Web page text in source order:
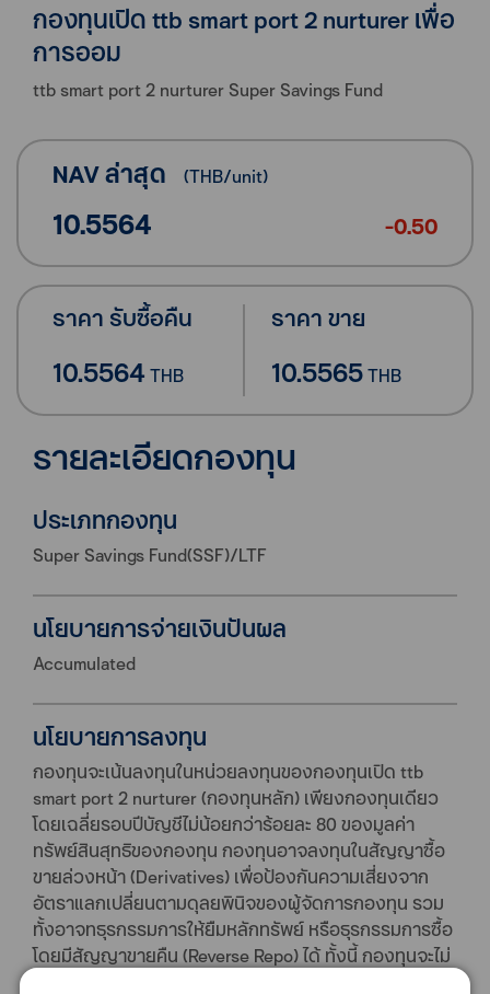
กองทุนเปิด ttb smart port 2 nurturer เพื่อ
การออม
ttb smart port 2 nurturer Super Savings Fund
NAV ล่าสุด (THB/unit)
10.5564 -0.50
ราคา รับซื้อคืน
10.5564 THB
ราคา ขาย
10.5565THB
รายละเอียดกองทุน
ประเภทกองทุน
Super Savings Fund(SSF)/LTF
นโยบายการจ่ายเงินปันผล
Accumulated
นโยบายการลงทุน
กองทุนจะเน้นลงทุนในหน่วยลงทุนของกองทุนเปิด ttb
smart port 2 nurturer (กองทุนหลัก) เพียงกองทุนเดียว
โดยเฉลี่ยรอบปีบัญชีไม่น้อยกว่าร้อยละ 80 ของมูลค่า
ทรัพย์สินสุทธิของกองทุน กองทุนอาจลงทุนในสัญญาซื้อ
ขายล่วงหน้า (Derivatives) เพื่อป้องกันความเสี่ยงจาก
อัตราแลกเปลี่ยนตามดุลยพินิจของผู้จัดการกองทุน รวม
ทั้งอาจทธุรกรรมการให้ยืมหลักทรัพย์ หรือธุรกรรมการซื้อ
โดยมีสัญญาขายคืน (Reverse Repo) ได้ ทั้งนี้ กองทุนจะไม่